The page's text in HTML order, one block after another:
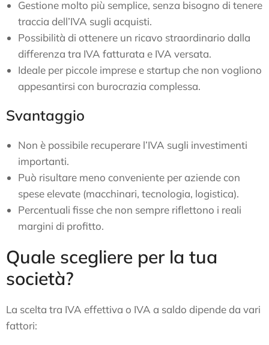
Gestione molto più semplice, senza bisogno di tenere
traccia dell’IVA sugli acquisti.
Possibilità di ottenere un ricavo straordinario dalla
differenza tra IVA fatturata e IVA versata.
Ideale per piccole imprese e startup che non vogliono
appesantirsi con burocrazia complessa.
Svantaggio
Non è possibile recuperare l’IVA sugli investimenti
importanti.
Può risultare meno conveniente per aziende con
spese elevate (macchinari, tecnologia, logistica).
Percentuali fisse che non sempre riflettono i reali
margini di profitto.
Quale scegliere per la tua
società?
La scelta tra IVA effettiva o IVA a saldo dipende da vari
fattori: